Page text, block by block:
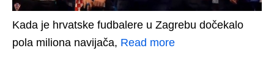
Kada je hrvatske fudbalere u Zagrebu dočekalo
pola miliona navijača, Read more